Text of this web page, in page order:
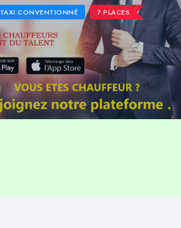
TAXI CONVENTIONNÉ 7 PLACES